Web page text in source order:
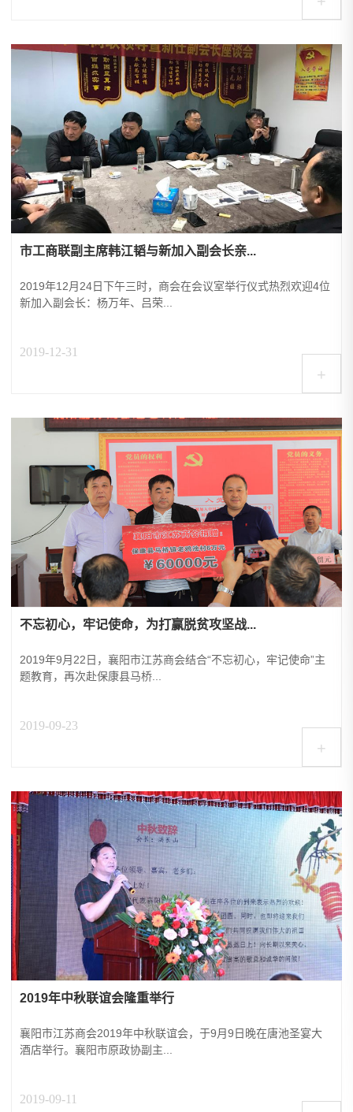
市工商联副主席韩江韬与新加入副会长亲...
2019年12月24日下午三时，商会在会议室举行仪式热烈欢迎4位
新加入副会长：杨万年、吕荣...
2019-12-31
+
不忘初心，牢记使命，为打赢脱贫攻坚战...
2019年9月22日，襄阳市江苏商会结合“不忘初心，牢记使命”主
题教育，再次赴保康县马桥...
2019-09-23
+
2019年中秋联谊会隆重举行
襄阳市江苏商会2019年中秋联谊会，于9月9日晚在唐池圣宴大
酒店举行。襄阳市原政协副主...
2019-09-11